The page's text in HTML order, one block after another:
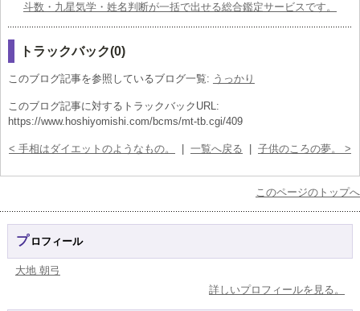
斗数・九星気学・姓名判断が一括で出せる総合鑑定サービスです。
トラックバック(0)
このブログ記事を参照しているブログ一覧: うっかり
このブログ記事に対するトラックバックURL:
https://www.hoshiyomishi.com/bcms/mt-tb.cgi/409
< 手相はダイエットのようなもの。 一覧へ戻る 子供のころの夢。 >
このページのトップへ
プロフィール
大地 朝弓
詳しいプロフィールを見る。